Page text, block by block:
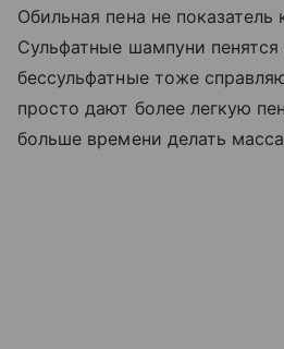
Обильная пена не показатель
Сульфатные шампуни пенятся
бессульфатные тоже
просто дают более легкую
больше времени делать